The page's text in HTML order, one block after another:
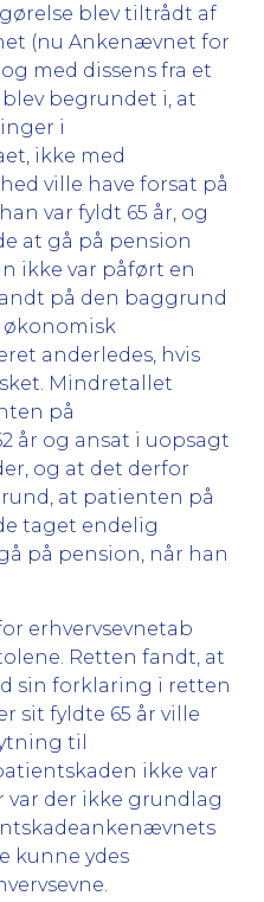
blev tiltrådt af
(nu Ankenævnet for
med dissens fra et
begrundet i, at
i
ikke med
ville have forsat på
var fyldt 65 år, og
at gå på pension
ikke var påført en
på den baggrund
økonomisk
anderledes, hvis
Mindretallet
på
år og ansat i uopsagt
og at det derfor
at patienten på
taget endelig
på pension, når han
erhvervsevnetab
Retten fandt, at
sin forklaring i retten
sit fyldte 65 år ville
til
ikke var
var der ikke grundlag
kunne ydes